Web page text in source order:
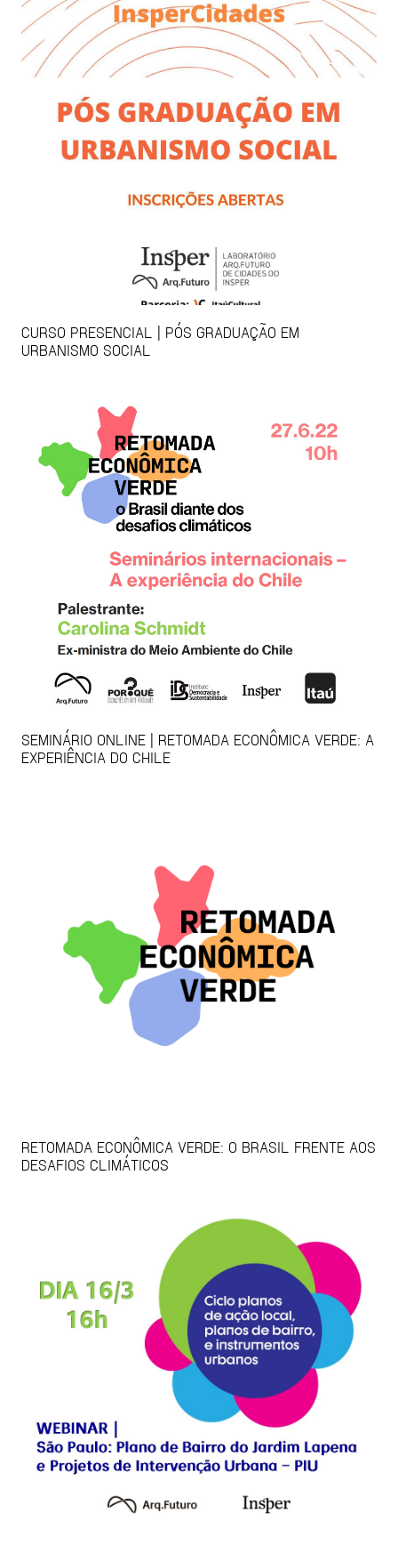
CURSO PRESENCIAL | PÓS GRADUAÇÃO EM
URBANISMO SOCIAL
SEMINÁRIO ONLINE | RETOMADA ECONÔMICA VERDE: A
EXPERIÊNCIA DO CHILE
RETOMADA ECONÔMICA VERDE: O BRASIL FRENTE AOS
DESAFIOS CLIMÁTICOS